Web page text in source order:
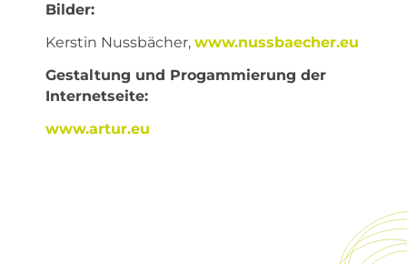
Bilder:
Kerstin Nussbächer, www.nussbaecher.eu
Gestaltung und Progammierung der
Internetseite:
www.artur.eu